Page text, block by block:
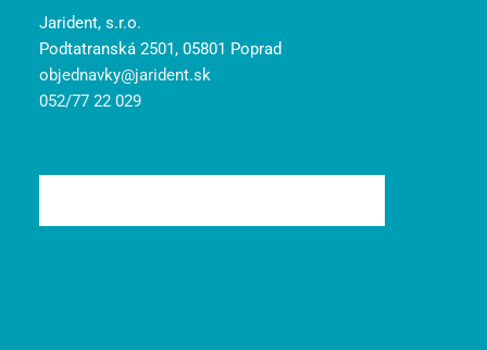
Jarident, s.r.o.
Podtatranská 2501, 05801 Poprad
objednavky@jarident.sk
052/77 22 029